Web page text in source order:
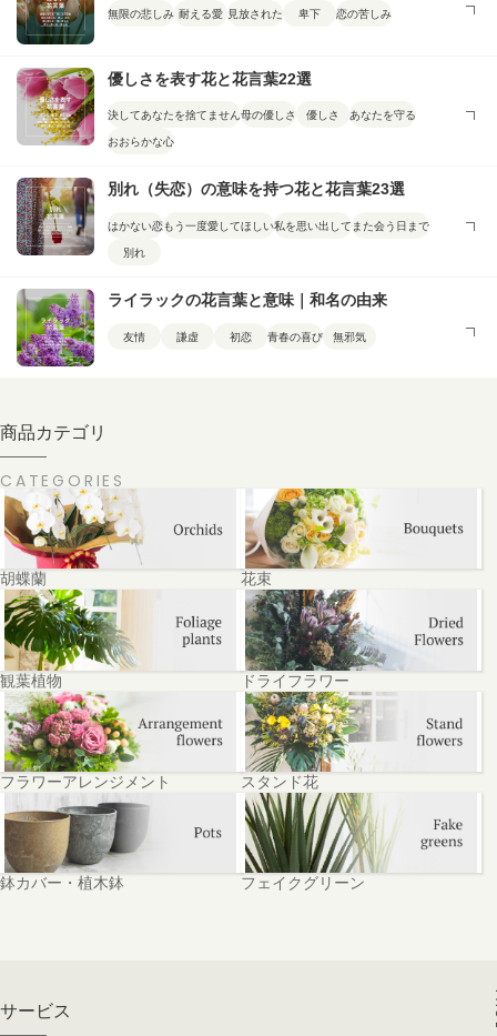
無限の悲しみ 耐える愛 見放された 卑下 恋の苦しみ
優しさを表す花と花言葉22選
決してあなたを捨てません 母の優しさ 優しさ あなたを守る
おおらかな心
別れ（失恋）の意味を持つ花と花言葉23選
はかない恋もう一度愛してほしい私を思い出して また会う日まで
別れ
ライラックの花言葉と意味｜和名の由来
友情 謙虚 初恋 青春の喜び 無邪気
商品カテゴリ
CATEGORIES
胡蝶蘭 花束
観葉植物 ドライフラワー
フラワーアレンジメント スタンド花
鉢カバー・植木鉢 フェイクグリーン
サービス